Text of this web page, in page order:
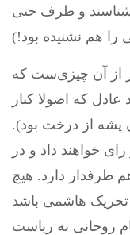
و طرف حتی
هم نشنیده بود!)
از آن چیزی‌ست که
که اصولا کنار
پشه از درخت بود).
خواهند داد و در
طرفدار دارد. هیچ
تحریک هاشمی باشد
روحانی به ریاست